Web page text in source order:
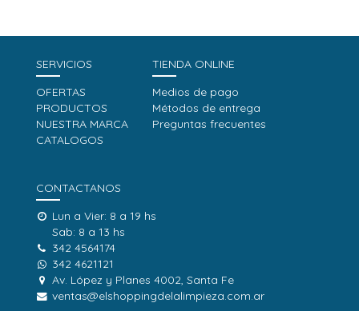
SERVICIOS
OFERTAS
PRODUCTOS
NUESTRA MARCA
CATALOGOS
TIENDA ONLINE
Medios de pago
Métodos de entrega
Preguntas frecuentes
CONTACTANOS
Lun a Vier: 8 a 19 hs
Sab: 8 a 13 hs
342 4564174
342 4621121
Av. López y Planes 4002, Santa Fe
ventas@elshoppingdelalimpieza.com.ar